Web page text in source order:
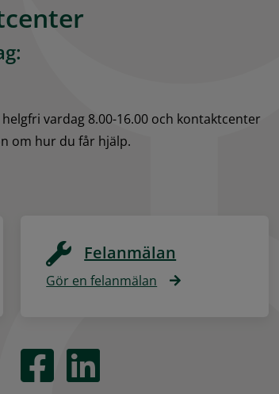
vardag 8.00-16.00 och kontaktcenter
om hur du får hjälp.
Felanmälan
Gör en felanmälan